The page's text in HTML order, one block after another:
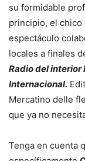
su formidable
principio, el chico
espectáculo
locales a finales
Radio del interior
Internacional.
Mercatino delle
que ya no
Tenga en cuenta